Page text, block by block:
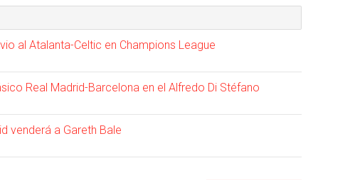
al Atalanta-Celtic en Champions League
Real Madrid-Barcelona en el Alfredo Di Stéfano
venderá a Gareth Bale